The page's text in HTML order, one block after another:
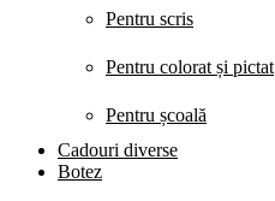
Pentru scris
Pentru colorat și pictat
Pentru școală
Cadouri diverse
Botez